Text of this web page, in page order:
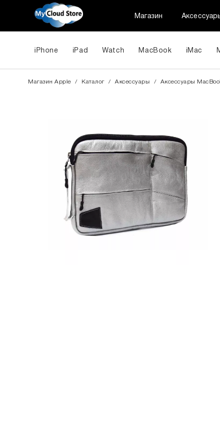
Магазин
iPhone iPad Watch MacBook iMac
Магазин Apple / Каталог / Аксессуары / Aксессуары
За
Спосіб
або за
Для